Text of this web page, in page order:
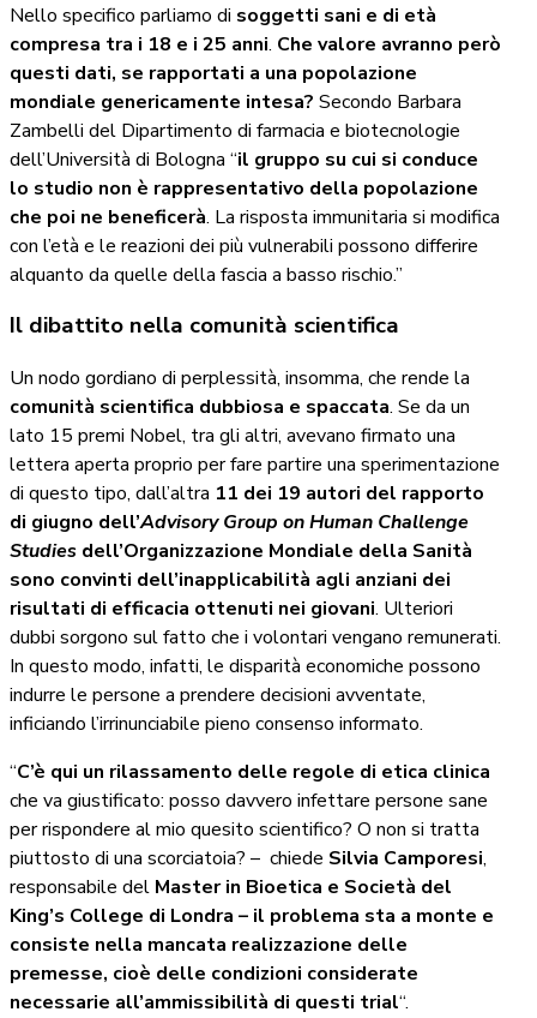
Nello specifico parliamo di soggetti sani e di età
compresa tra i 18 e i 25 anni. Che valore avranno però
questi dati, se rapportati a una popolazione
mondiale genericamente intesa? Secondo Barbara
Zambelli del Dipartimento di farmacia e biotecnologie
dell’Università di Bologna “il gruppo su cui si conduce
lo studio non è rappresentativo della popolazione
che poi ne beneficerà. La risposta immunitaria si modifica
con l’età e le reazioni dei più vulnerabili possono differire
alquanto da quelle della fascia a basso rischio.”
Il dibattito nella comunità scientifica
Un nodo gordiano di perplessità, insomma, che rende la
comunità scientifica dubbiosa e spaccata. Se da un
lato 15 premi Nobel, tra gli altri, avevano firmato una
lettera aperta proprio per fare partire una sperimentazione
di questo tipo, dall’altra 11 dei 19 autori del rapporto
di giugno dell’Advisory Group on Human Challenge
Studies dell’Organizzazione Mondiale della Sanità
sono convinti dell’inapplicabilità agli anziani dei
risultati di efficacia ottenuti nei giovani. Ulteriori
dubbi sorgono sul fatto che i volontari vengano remunerati.
In questo modo, infatti, le disparità economiche possono
indurre le persone a prendere decisioni avventate,
inficiando l’irrinunciabile pieno consenso informato.
“C’è qui un rilassamento delle regole di etica clinica
che va giustificato: posso davvero infettare persone sane
per rispondere al mio quesito scientifico? O non si tratta
piuttosto di una scorciatoia? – chiede Silvia Camporesi,
responsabile del Master in Bioetica e Società del
King’s College di Londra – il problema sta a monte e
consiste nella mancata realizzazione delle
premesse, cioè delle condizioni considerate
necessarie all’ammissibilità di questi trial“.